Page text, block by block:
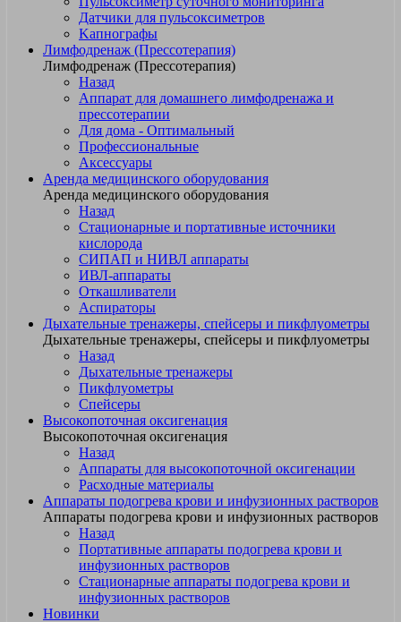
Датчики для пульсоксиметров
Kапнографы
Лимфодренаж (Прессотерапия)
Лимфодренаж (Прессотерапия)
Назад
Аппарат для домашнего лимфодренажа и
прессотерапии
Для дома - Оптимальный
Профессиональные
Аксессуары
Аренда медицинского оборудования
Аренда медицинского оборудования
Назад
Стационарные и портативные источники
кислорода
СИПАП и НИВЛ аппараты
ИВЛ-аппараты
Откашливатели
Аспираторы
Дыхательные тренажеры, спейсеры и пикфлуометры
Дыхательные тренажеры, спейсеры и пикфлуометры
Назад
Дыхательные тренажеры
Пикфлуометры
Спейсеры
Высокопоточная оксигенация
Высокопоточная оксигенация
Назад
Аппараты для высокопоточной оксигенации
Расходные материалы
Аппараты подогрева крови и инфузионных растворов
Аппараты подогрева крови и инфузионных растворов
Назад
Портативные аппараты подогрева крови и
инфузионных растворов
Стационарные аппараты подогрева крови и
инфузионных растворов
Новинки